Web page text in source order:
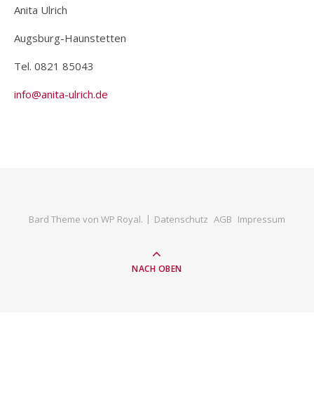
Anita Ulrich
Augsburg-Haunstetten
Tel. 0821 85043
info@anita-ulrich.de
Bard Theme von WP Royal. Datenschutz AGB Impressum
NACH OBEN